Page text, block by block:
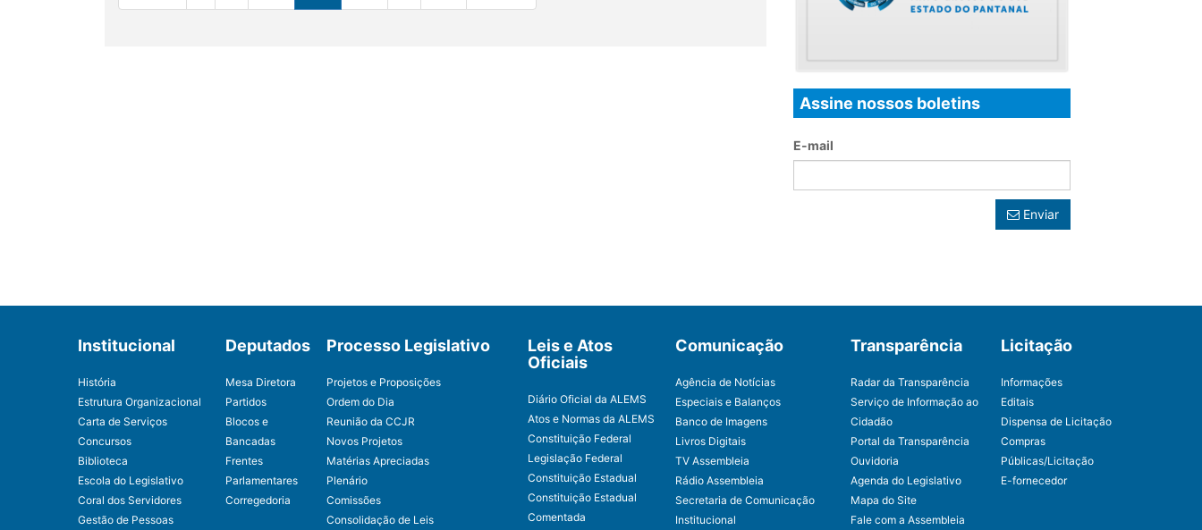
Assine nossos boletins
E-mail
Enviar
Institucional
História
Estrutura Organizacional
Carta de Serviços
Concursos
Biblioteca
Escola do Legislativo
Coral dos Servidores
Gestão de Pessoas
Deputados
Mesa Diretora
Partidos
Blocos e
Bancadas
Frentes
Parlamentares
Corregedoria
Processo Legislativo
Projetos e Proposições
Ordem do Dia
Reunião da CCJR
Novos Projetos
Matérias Apreciadas
Plenário
Comissões
Consolidação de Leis
Leis e Atos
Oficiais
Diário Oficial da ALEMS
Atos e Normas da ALEMS
Constituição Federal
Legislação Federal
Constituição Estadual
Constituição Estadual
Comentada
Comunicação
Agência de Notícias
Especiais e Balanços
Banco de Imagens
Livros Digitais
TV Assembleia
Rádio Assembleia
Secretaria de Comunicação
Institucional
Transparência
Radar da Transparência
Serviço de Informação ao
Cidadão
Portal da Transparência
Ouvidoria
Agenda do Legislativo
Mapa do Site
Fale com a Assembleia
Licitação
Informações
Editais
Dispensa de Licitação
Compras
Públicas/Licitação
E-fornecedor